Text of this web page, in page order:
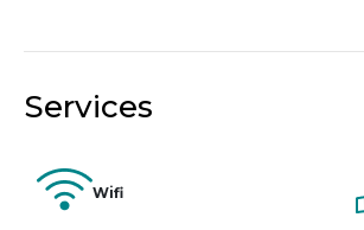
Services
Wifi